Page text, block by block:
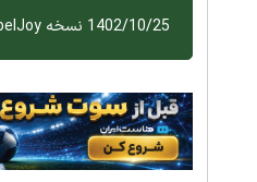
1402/10/25 نسخه v6.24.01.12 LabelJoy اضافه شد.